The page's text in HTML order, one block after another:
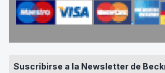
Suscribirse a la Newsletter de